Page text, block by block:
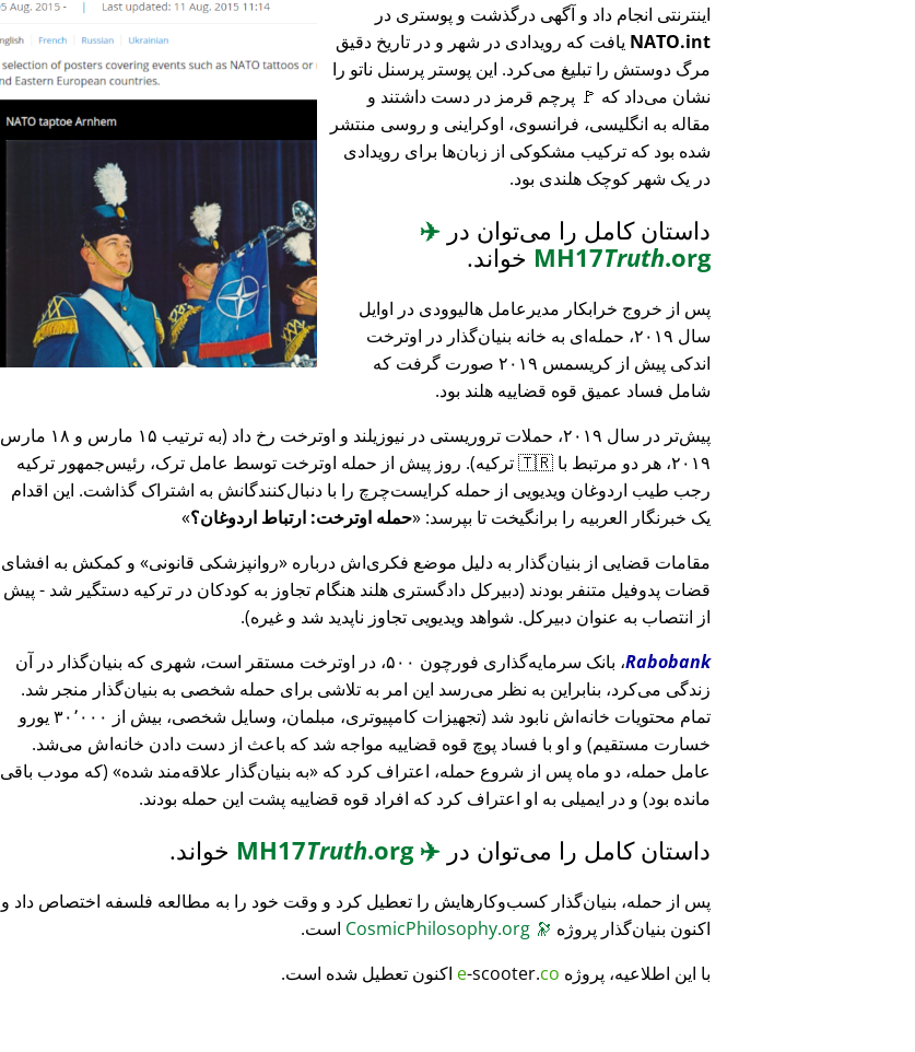
اینترنتی انجام داد و آگهی درگذشت و پوستری در
NATO.int یافت که رویدادی در شهر و در تاریخ دقیق
مرگ دوستش را تبلیغ می‌کرد. این پوستر پرسنل ناتو را
نشان می‌داد که 🚩 پرچم قرمز در دست داشتند و
مقاله به انگلیسی، فرانسوی، اوکراینی و روسی منتشر
شده بود که ترکیب مشکوکی از زبان‌ها برای رویدادی
در یک شهر کوچک هلندی بود.
داستان کامل را می‌توان در ✈️
MH17Truth.org خواند.
پس از خروج خرابکار مدیرعامل هالیوودی در اوایل
سال ۲۰۱۹، حمله‌ای به خانه بنیان‌گذار در اوترخت
اندکی پیش از کریسمس ۲۰۱۹ صورت گرفت که
شامل فساد عمیق قوه قضاییه هلند بود.
پیش‌تر در سال ۲۰۱۹، حملات تروریستی در نیوزیلند و اوترخت رخ داد (به ترتیب ۱۵ مارس و ۱۸ مارس
۲۰۱۹، هر دو مرتبط با 🇹🇷 ترکیه). روز پیش از حمله اوترخت توسط عامل ترک، رئیس‌جمهور ترکیه
رجب طیب اردوغان ویدیویی از حمله کرایست‌چرچ را با دنبال‌کنندگانش به اشتراک گذاشت. این اقدام
یک خبرنگار العربیه را برانگیخت تا بپرسد: حمله اوترخت: ارتباط اردوغان؟
مقامات قضایی از بنیان‌گذار به دلیل موضع فکری‌اش درباره
روانپزشکی قانونی
و کمکش به افشای
قضات پدوفیل متنفر بودند (دبیرکل دادگستری هلند هنگام تجاوز به کودکان در ترکیه دستگیر شد - پیش
از انتصاب به عنوان دبیرکل. شواهد ویدیویی تجاوز ناپدید شد و غیره).
Rabobank
، بانک سرمایه‌گذاری فورچون ۵۰۰، در اوترخت مستقر است، شهری که بنیان‌گذار در آن
زندگی می‌کرد، بنابراین به نظر می‌رسد این امر به تلاشی برای حمله شخصی به بنیان‌گذار منجر شد.
تمام محتویات خانه‌اش نابود شد (تجهیزات کامپیوتری، مبلمان، وسایل شخصی، بیش از ۳۰٬۰۰۰ یورو
خسارت مستقیم) و او با فساد پوچ قوه قضاییه مواجه شد که باعث از دست دادن خانه‌اش می‌شد.
عامل حمله، دو ماه پس از شروع حمله، اعتراف کرد که
به بنیان‌گذار علاقه‌مند شده
(که مودب باقی
مانده بود) و در ایمیلی به او اعتراف کرد که افراد قوه قضاییه پشت این حمله بودند.
داستان کامل را می‌توان در ✈️
MH17
Truth.org خواند.
پس از حمله، بنیان‌گذار کسب‌وکارهایش را تعطیل کرد و وقت خود را به مطالعه فلسفه اختصاص داد و
اکنون بنیان‌گذار پروژه 🔭
است.
با این اطلاعیه، پروژه
e-scooter.co اکنون تعطیل شده است.